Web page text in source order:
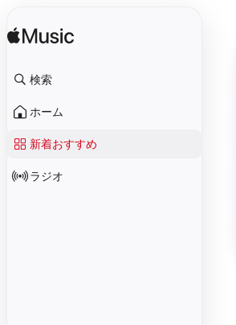
検索
ホーム
新着おすすめ
ラジオ